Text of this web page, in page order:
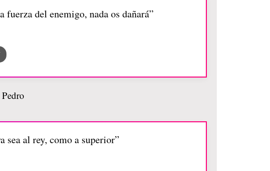
fuerza del enemigo, nada os dañará”
sea al rey, como a superior”